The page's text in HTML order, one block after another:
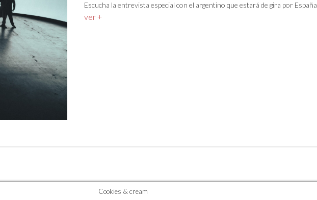
Escucha la entrevista especial con el argentino que estará de gira por España
ver +
Cookies & cream